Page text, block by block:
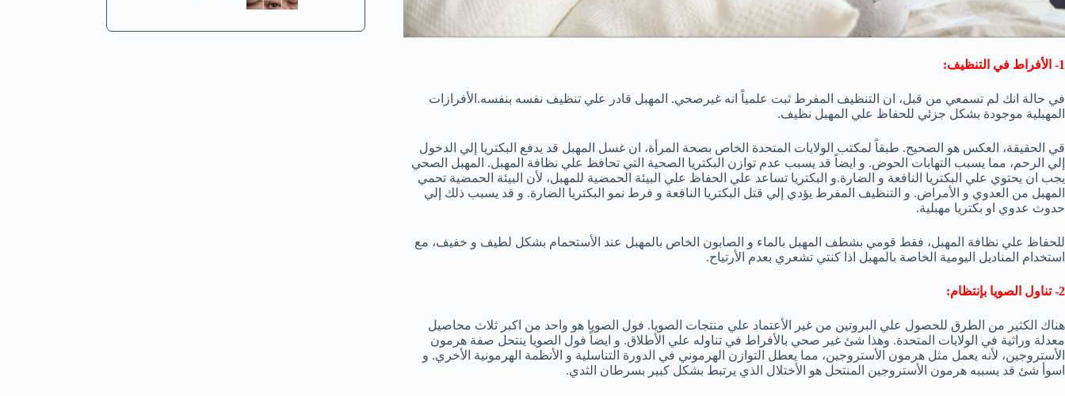
1- الأفراط في التنظيف:
في حالة انك لم تسمعي من قبل، ان التنظيف المفرط ثبت علمياً انه غيرصحي. المهبل قادر علي تنظيف نفسه بنفسه.الأفرازات
المهبلية موجودة بشكل جزئي للحفاظ علي المهبل نظيف.
قي الحقيقة، العكس هو الصحيح. طبقاً لمكتب الولايات المتحدة الخاص بصحة المرأة، ان غسل المهبل قد يدفع البكتريا إلي الدخول
إلي الرحم، مما يسبب التهابات الحوض. و ايضاً قد يسبب عدم توازن البكتريا الصحية التي تحافظ علي نظافة المهبل. المهبل الصحي
يجب ان يحتوي علي البكتريا النافعة و الضارة.و البكتريا تساعد علي الحفاظ علي البيئة الحمضية للمهبل، لأن البيئة الحمضية تحمي
المهبل من العدوي و الأمراض. و التنظيف المفرط يؤدي إلي قتل البكتريا النافعة و فرط نمو البكتريا الضارة. و قد يسبب ذلك إلي
حدوث عدوي او بكتريا مهبلية.
للحفاظ علي نظافة المهبل، فقط قومي بشطف المهبل بالماء و الصابون الخاص بالمهبل عند الأستحمام بشكل لطيف و خفيف، مع
استخدام المناديل اليومية الخاصة بالمهبل اذا كنتي تشعري بعدم الأرتياح.
2- تناول الصويا بإنتظام:
هناك الكثير من الطرق للحصول علي البروتين من غير الأعتماد علي منتجات الصويا. فول الصويا هو واحد من اكبر ثلاث محاصيل
معدلة وراثية في الولايات المتحدة. وهذا شئ غير صحي بالأفراط في تناوله علي الأطلاق. و ايضاً فول الصويا ينتحل صفة هرمون
الأستروجين، لأنه يعمل مثل هرمون الأستروجين، مما يعطل التوازن الهرموني في الدورة التناسلية و الأنظمة الهرمونية الأخري. و
اسوأ شئ قد يسببه هرمون الأستروجين المنتحل هو الأختلال الذي يرتبط بشكل كبير بسرطان الثدي.